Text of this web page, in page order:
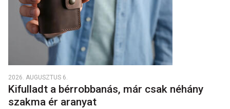
2026. AUGUSZTUS 6.
Kifulladt a bérrobbanás, már csak néhány
szakma ér aranyat